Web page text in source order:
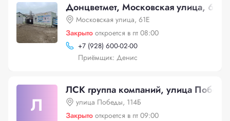
Донцветмет, Московская улица, 61Е
Московская улица, 61Е
Закрыто откроется в пт 08:00
+7 (928) 600-02-00
Приёмщик: Денис
Л
ЛСК группа компаний, улица
улица Победы, 114Б
Закрыто откроется в пт 09:00